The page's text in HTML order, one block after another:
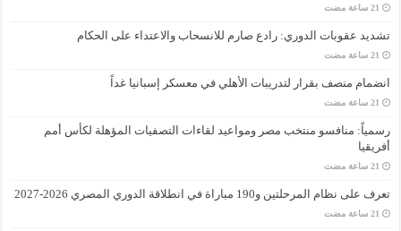
تشديد عقوبات الدوري: رادع صارم للانسحاب والاعتداء على الحكام
انضمام منصف بقرار لتدريبات الأهلي في معسكر إسبانيا غداً
رسمياً: منافسو منتخب مصر ومواعيد لقاءات التصفيات المؤهلة لكأس أمم
أفريقيا
تعرف على نظام المرحلتين و190 مباراة في انطلاقة الدوري المصري 2026-2027